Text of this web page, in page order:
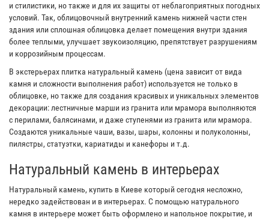
и стилистики, но также и для их защиты от неблагоприятных погодных
условий. Так, облицовочный внутренний камень нижней части стен
здания или сплошная облицовка делает помещения внутри здания
более теплыми, улучшает звукоизоляцию, препятствует разрушениям
и коррозийным процессам.
В экстерьерах плитка натуральный камень (цена зависит от вида
камня и сложности выполнения работ) используется не только в
облицовке, но также для создания красивых и уникальных элементов
декорации: лестничные марши из гранита или мрамора выполняются
с перилами, балясинами, и даже ступенями из гранита или мрамора.
Создаются уникальные чаши, вазы, шары, колонны и полуколонны,
пилястры, статуэтки, кариатиды и канефоры и т.д.
Натуральный камень в интерьерах
Натуральный камень, купить в Киеве который сегодня несложно,
нередко задействован и в интерьерах. С помощью натурального
камня в интерьере может быть оформлено и напольное покрытие, и